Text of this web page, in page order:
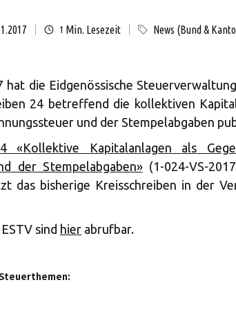
1 Min. Lesezeit News (Bund &
hat die Eidgenössische
24 betreffend die kollektiven
und der Stempelabgaben
«Kollektive Kapitalanlagen als
der Stempelabgaben»(1-024-VS-
das bisherige Kreisschreiben in der
sind hier abrufbar.